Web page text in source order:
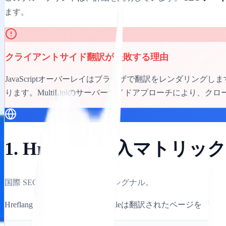
ます。
クライアントサイド翻訳が失敗する理由
JavaScriptオーバーレイはブラウザで翻訳をレンダリングし
ります。MultiLipiのサーバーサイドアプローチにより、ク
1. Hreflang 注入マトリッ
国際 SEO における最も重要なシグナル。
Hreflangタグがない場合、Googleは翻訳されたページを